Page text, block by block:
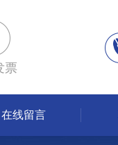
票
在线留言